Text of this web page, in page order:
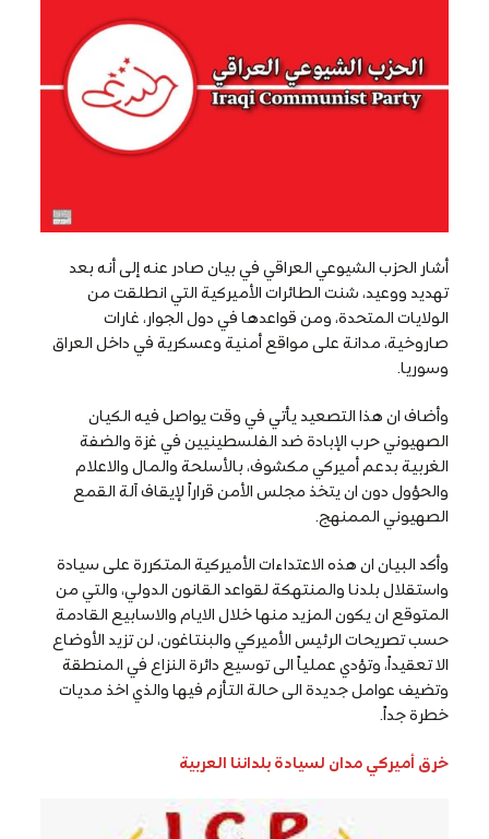
أشار الحزب الشيوعي العراقي في بيان صادر عنه إلى أنه بعد
تهديد ووعيد، شنت الطائرات الأميركية التي انطلقت من
الولايات المتحدة، ومن قواعدها في دول الجوار، غارات
صاروخية، مدانة على مواقع أمنية وعسكرية في داخل العراق
وسوريا.
وأضاف ان هذا التصعيد يأتي في وقت يواصل فيه الكيان
الصهيوني حرب الإبادة ضد الفلسطينيين في غزة والضفة
الغربية بدعم أميركي مكشوف، بالأسلحة والمال والاعلام
والحؤول دون ان يتخذ مجلس الأمن قراراً لإيقاف آلة القمع
الصهيوني الممنهج.
وأكد البيان ان هذه الاعتداءات الأميركية المتكررة على سيادة
واستقلال بلدنا والمنتهكة لقواعد القانون الدولي، والتي من
المتوقع ان يكون المزيد منها خلال الايام والاسابيع القادمة
حسب تصريحات الرئيس الأميركي والبنتاغون، لن تزيد الأوضاع
الا تعقيداً، وتؤدي عملياً الى توسيع دائرة النزاع في المنطقة
وتضيف عوامل جديدة الى حالة التأزم فيها والذي اخذ مديات
خطرة جداً.
خرق أميركي مدان لسيادة بلداننا العربية